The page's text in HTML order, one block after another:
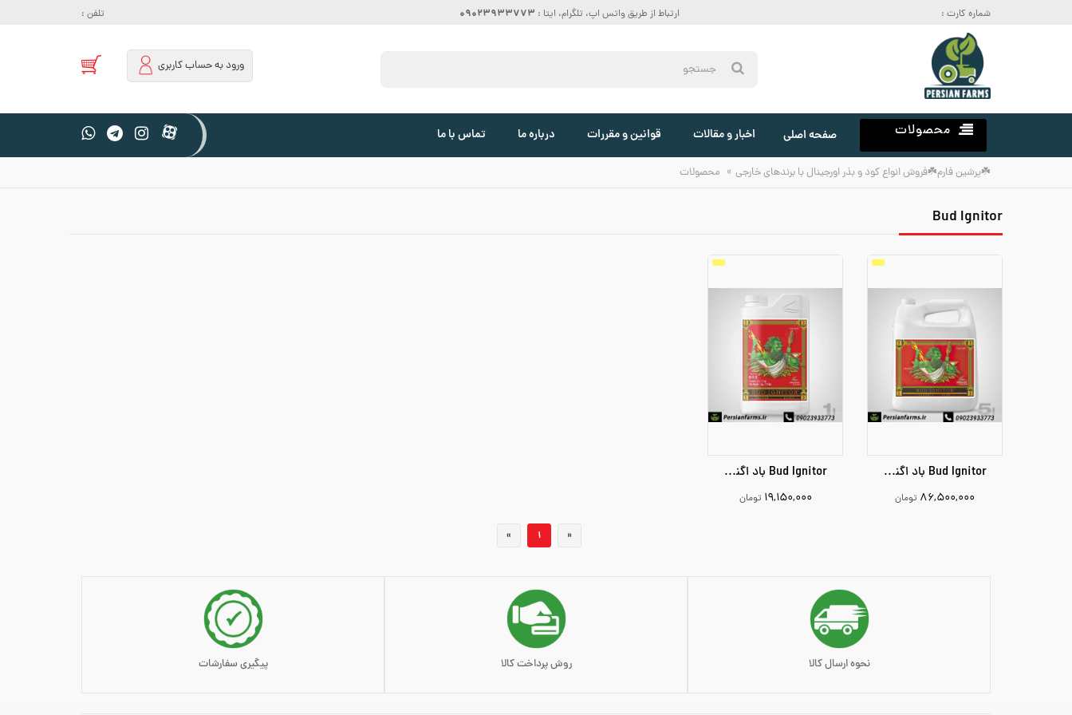
شماره کارت : ارتباط از طریق واتس اپ، تلگرام، ایتا : 09023933773 تلفن :
ورود به حساب کاربری
محصولات صفحه اصلی اخبار و مقالات قوانین و مقررات درباره ما تماس با ما
☘️پرشین فارم☘️فروش انواع کود و بذر اورجینال با برندهای خارجی » محصولات
Bud Ignitor
Bud Ignitor باد اگنیتور 5 لیتر
۸۶,۵۰۰,۰۰۰ تومان
Bud Ignitor باد اگنیتور 1 لیتر
۱۹,۱۵۰,۰۰۰ تومان
«
1
»
نحوه ارسال کالا روش پرداخت کالا پیگیری سفارشات